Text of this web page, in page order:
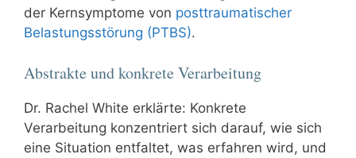
der Kernsymptome von posttraumatischer
Belastungsstörung (PTBS).
Abstrakte und konkrete Verarbeitung
Dr. Rachel White erklärte: Konkrete
Verarbeitung konzentriert sich darauf, wie sich
eine Situation entfaltet, was erfahren wird, und